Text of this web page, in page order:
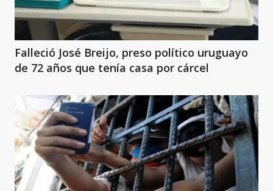
Falleció José Breijo, preso político uruguayo
de 72 años que tenía casa por cárcel